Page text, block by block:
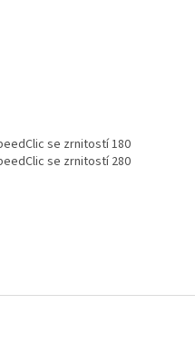
se zrnitostí 180
se zrnitostí 280